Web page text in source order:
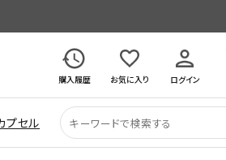
購入履歴 お気に入り ログイン
プセル